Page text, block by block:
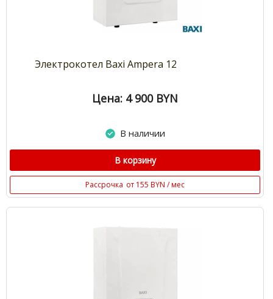
Электрокотел Baxi Ampera 12
Цена: 4 900 BYN
В наличии
В корзину
Рассрочка от 155 BYN / мес